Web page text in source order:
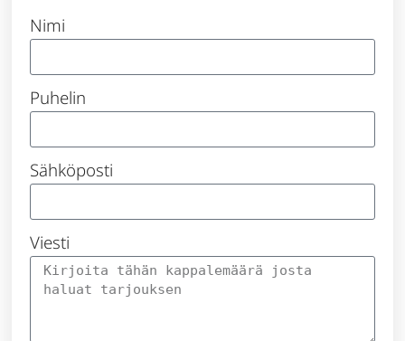
Nimi
Puhelin
Sähköposti
Viesti